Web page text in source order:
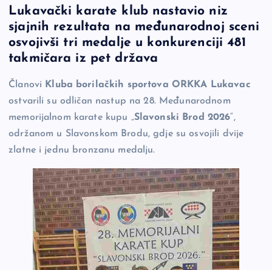
c
e
b
o
k
p
y
Li
n
k
se
n
g
er
er ar
e
Lukavački karate klub nastavio niz
sjajnih rezultata na međunarodnoj sceni
osvojivši tri medalje u konkurenciji 481
takmičara iz pet država
Članovi Kluba borilačkih sportova ORKKA Lukavac
ostvarili su odličan nastup na 28. Međunarodnom
memorijalnom karate kupu „Slavonski Brod 2026“,
održanom u Slavonskom Brodu, gdje su osvojili dvije
zlatne i jednu bronzanu medalju.